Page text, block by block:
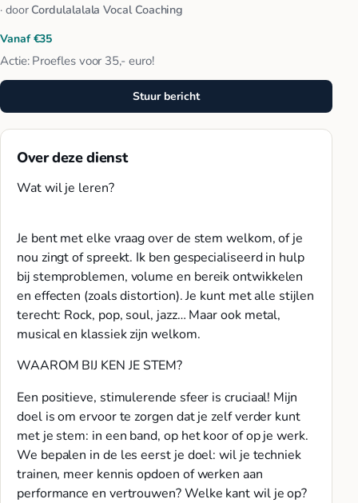
· door Cordulalalala Vocal Coaching
Vanaf €35
Actie: Proefles voor 35,- euro!
Stuur bericht
Over deze dienst
Wat wil je leren?
Je bent met elke vraag over de stem welkom, of je
nou zingt of spreekt. Ik ben gespecialiseerd in hulp
bij stemproblemen, volume en bereik ontwikkelen
en effecten (zoals distortion). Je kunt met alle stijlen
terecht: Rock, pop, soul, jazz… Maar ook metal,
musical en klassiek zijn welkom.
WAAROM BIJ KEN JE STEM?
Een positieve, stimulerende sfeer is cruciaal! Mijn
doel is om ervoor te zorgen dat je zelf verder kunt
met je stem: in een band, op het koor of op je werk.
We bepalen in de les eerst je doel: wil je techniek
trainen, meer kennis opdoen of werken aan
performance en vertrouwen? Welke kant wil je op?